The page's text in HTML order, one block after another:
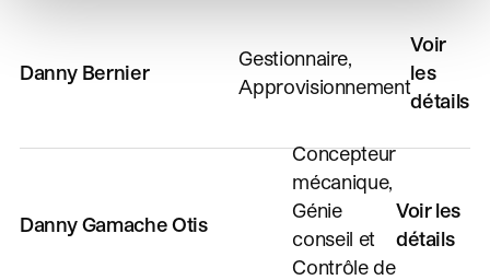
Danny Bernier
Gestionnaire,
Approvisionnement
Voir
les
détails
Danny Gamache Otis
Concepteur
mécanique,
Génie
conseil et
Contrôle de
Voir les
détails